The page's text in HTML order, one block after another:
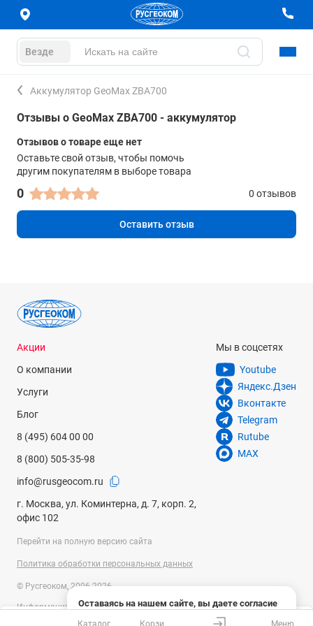
Везде
Аккумулятор GeoMax ZBA700
Отзывы о GeoMax ZBA700 - аккумулятор
Отзывов о товаре еще нет
Оставьте свой отзыв, чтобы помочь
другим покупателям в выборе товара
0 0 отзывов
Оставить отзыв
Оставаясь на нашем сайте, вы даете согласие
на использование файлов cookies и сбор данных
Акции
О компании
Услуги
Блог
8 (495) 604 00 00
8 (800) 505-35-98
info@rusgeocom.ru
г. Москва, ул. Коминтерна, д. 7, корп. 2,
офис 102
Мы в соцсетях
Youtube
Яндекс.Дзен
Вконтакте
Telegram
Rutube
MAX
Перейти на полную версию сайта
Политика обработки персональных данных
© Русгеоком, 2006-2026
Информация на сайте носит справочный характер и не является
публичной офертой, определяемой положениями Статьи 437
Каталог Меню